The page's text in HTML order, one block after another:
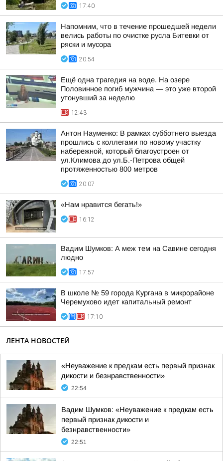
17:40
Напомним, что в течение прошедшей недели
велись работы по очистке русла Битевки от
ряски и мусора
20:54
Ещё одна трагедия на воде. На озере
Половинное погиб мужчина — это уже второй
утонувший за неделю
12:43
Антон Науменко: В рамках субботнего выезда
прошлись с коллегами по новому участку
набережной, который благоустроен от
ул.Климова до ул.Б.-Петрова общей
протяженностью 800 метров
20:07
«Нам нравится бегать!»
16:12
Вадим Шумков: А меж тем на Савине сегодня
людно
17:57
В школе № 59 города Кургана в микрорайоне
Черемухово идет капитальный ремонт
17:10
ЛЕНТА НОВОСТЕЙ
«Неуважение к предкам есть первый признак
дикости и безнравственности»
22:54
Вадим Шумков: «Неуважение к предкам есть
первый признак дикости и
безнравственности»
22:51